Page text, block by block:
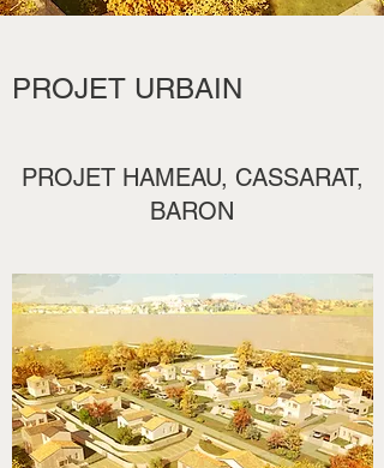
PROJET URBAIN
PROJET HAMEAU, CASSARAT,
BARON